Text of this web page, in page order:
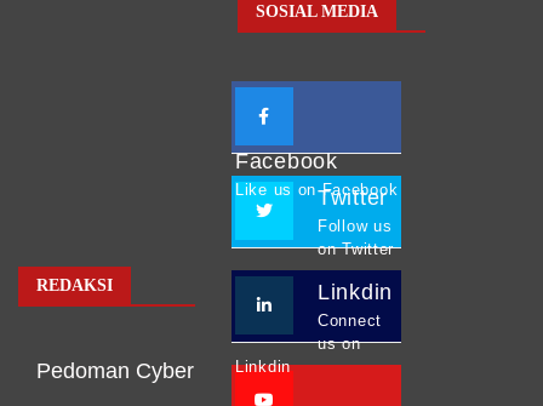
REDAKSI
Pedoman Cyber
SOSIAL MEDIA
Facebook
Like us on Facebook
Twitter
Follow us
on Twitter
Linkdin
Connect
us on
Linkdin